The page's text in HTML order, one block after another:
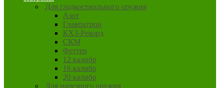
Для гладкоствольного оружия
Азот
Главпатрон
КХЗ-Рекорд
СКМ
Феттер
12 калибр
16 калибр
20 калибр
Для нарезного оружия